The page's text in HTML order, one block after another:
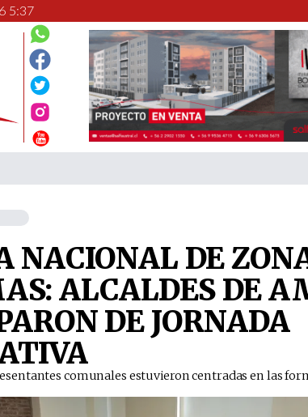
5:37
NACIONAL DE
ALCALDES DE
DE JORNADA
comunales estuvieron centradas en las